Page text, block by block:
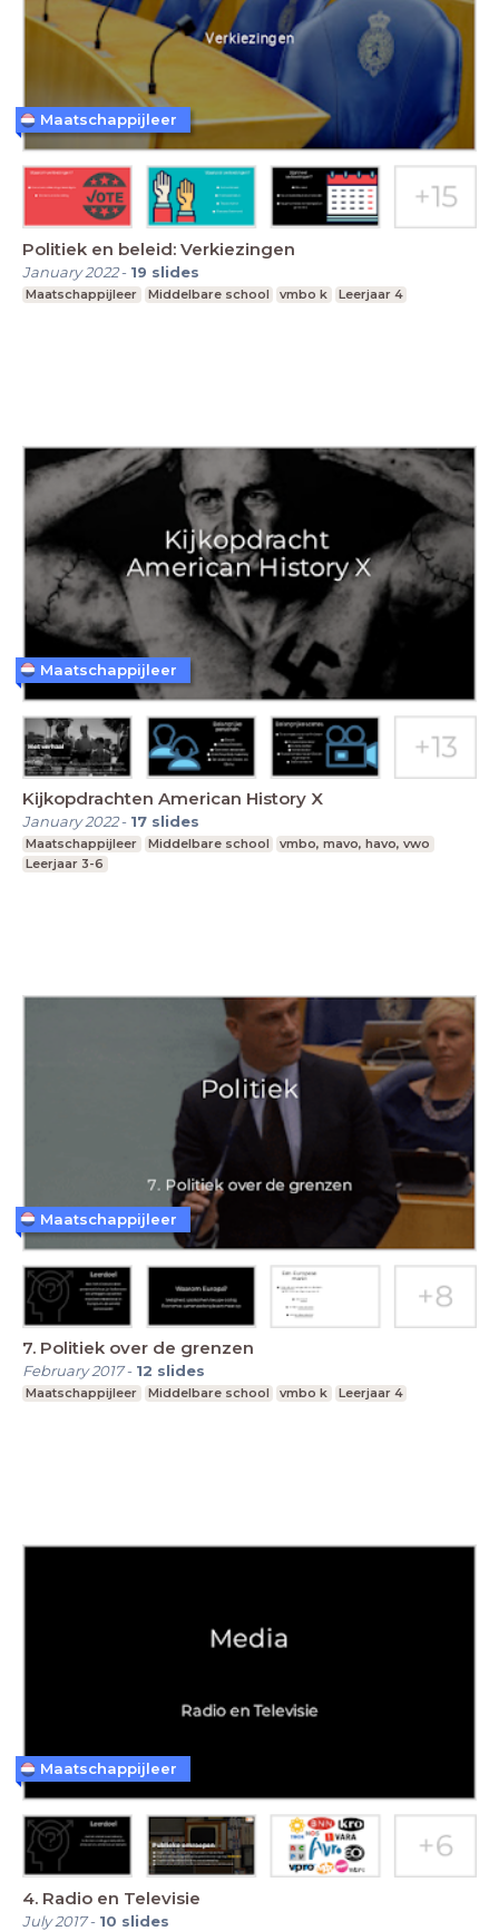
Politiek en beleid: Verkiezingen
January 2022- 19 slides
Maatschappijleer Middelbare school vmbo k Leerjaar 4
Maatschappijleer
Kijkopdrachten American History X
January 2022- 17 slides
Maatschappijleer Middelbare school
vmbo, mavo, havo, vwo
Leerjaar 3-6
Maatschappijleer
7. Politiek over de grenzen
February 2017- 12 slides
Maatschappijleer Middelbare school vmbo k Leerjaar 4
Maatschappijleer
4. Radio en Televisie
July 2017- 10 slides
Maatschappijleer